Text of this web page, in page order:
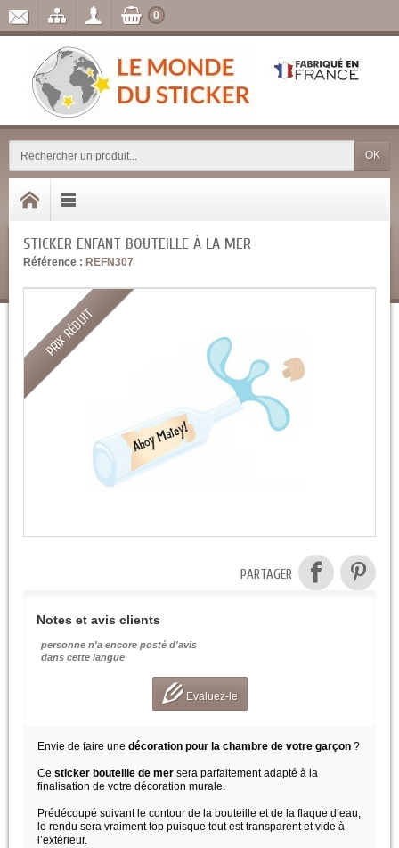
OK
0
STICKER ENFANT BOUTEILLE À LA MER
Référence : REFN307
PRIX RÉDUIT
PARTAGER
Notes et avis clients
personne n'a encore posté d'avis
dans cette langue
Evaluez-le
Envie de faire une décoration pour la chambre de votre garçon ?
Ce sticker bouteille de mer sera parfaitement adapté à la
finalisation de votre décoration murale.
Prédécoupé suivant le contour de la bouteille et de la flaque d’eau,
le rendu sera vraiment top puisque tout est transparent et vide à
l’extérieur.